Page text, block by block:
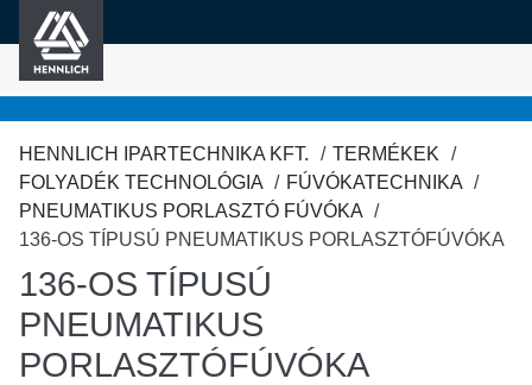
tartalomra
HENNLICH IPARTECHNIKA KFT.
TERMÉKEK
FOLYADÉK TECHNOLÓGIA
FÚVÓKATECHNIKA
PNEUMATIKUS PORLASZTÓ FÚVÓKA
136-OS TÍPUSÚ PNEUMATIKUS PORLASZTÓFÚVÓKA
136-OS TÍPUSÚ
PNEUMATIKUS
PORLASZTÓFÚVÓKA